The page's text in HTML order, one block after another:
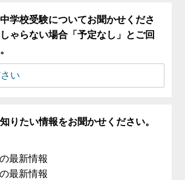
学校受験についてお聞かせくださ
ゃらない場合「予定なし」とご回
りたい情報をお聞かせください。
最新情報
最新情報